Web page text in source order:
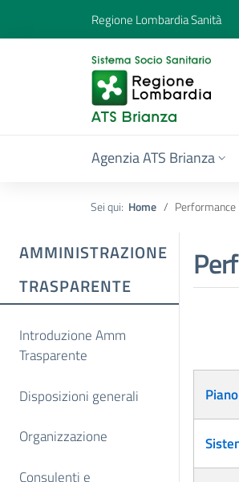
Regione Lombardia Sanità
Agenzia ATS Brianza
Sei qui: Home Performance
AMMINISTRAZIONE
TRASPARENTE
Introduzione Amm
Trasparente
Disposizioni generali
Organizzazione
Consulenti e
Articoli